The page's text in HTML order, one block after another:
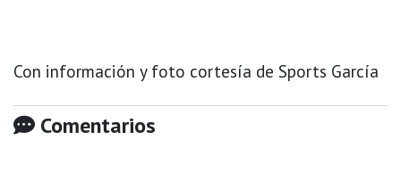
Con información y foto cortesía de Sports García
Comentarios